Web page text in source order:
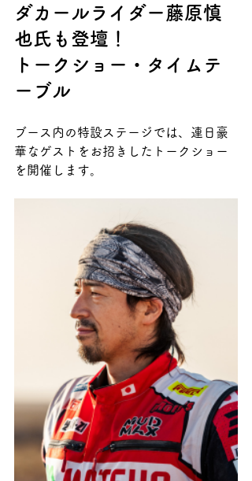
ダカールライダー藤原慎
也氏も登壇！
トークショー・タイムテ
ーブル
ブース内の特設ステージでは、連日豪
華なゲストをお招きしたトークショー
を開催します。